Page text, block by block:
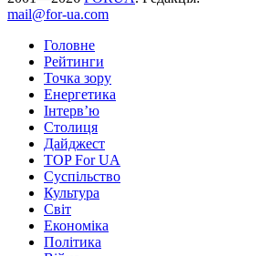
mail@for-ua.com
Головне
Рейтинги
Точка зору
Енергетика
Інтерв’ю
Столиця
Дайджест
TOP For UA
Суспiльство
Культура
Світ
Економіка
Політика